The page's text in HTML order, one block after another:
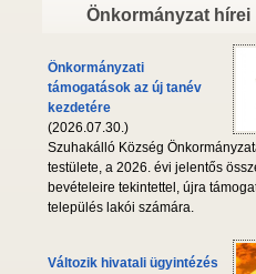
Önkormányzat hírei
Önkormányzati
támogatások az új tanév
kezdetére
(2026.07.30.)
Szuhakálló Község
testülete, a 2026. évi jelentős
bevételeire tekintettel, újra
település lakói számára.
Változik hivatali ügyintézés